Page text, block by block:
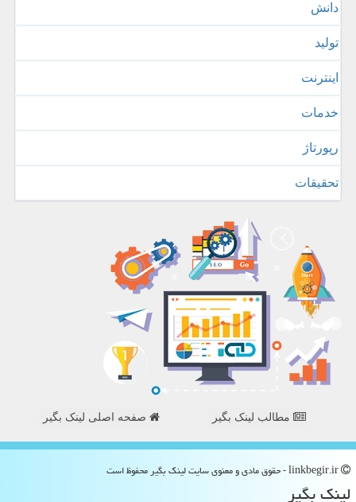
دانش
تولید
اینترنت
خدمات
رپورتاژ
تحقیقات
مطالب لینک بگیر صفحه اصلی لینک بگیر
لینك بگیر